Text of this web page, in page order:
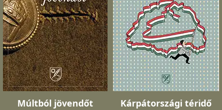
Múltból jövendőt
Kárpátországi téridő